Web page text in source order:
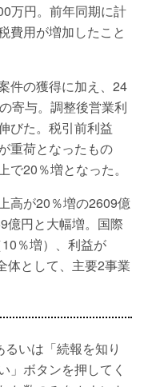
万円。前年同期に計
費用が増加したこと
件の獲得に加え、24
寄与。調整後営業利
びた。税引前利益
重荷となったもの
20％増となった。
高が20％増の2609億
億円と大幅増。国際
％増）、利益が
体として、主要2事業
いは「続報を知り
」ボタンを押してく